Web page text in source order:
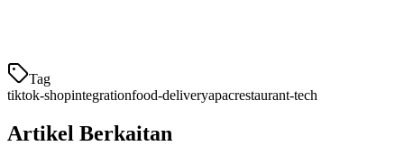
Tag
tiktok-shopintegrationfood-deliveryapacrestaurant-tech
Artikel Berkaitan